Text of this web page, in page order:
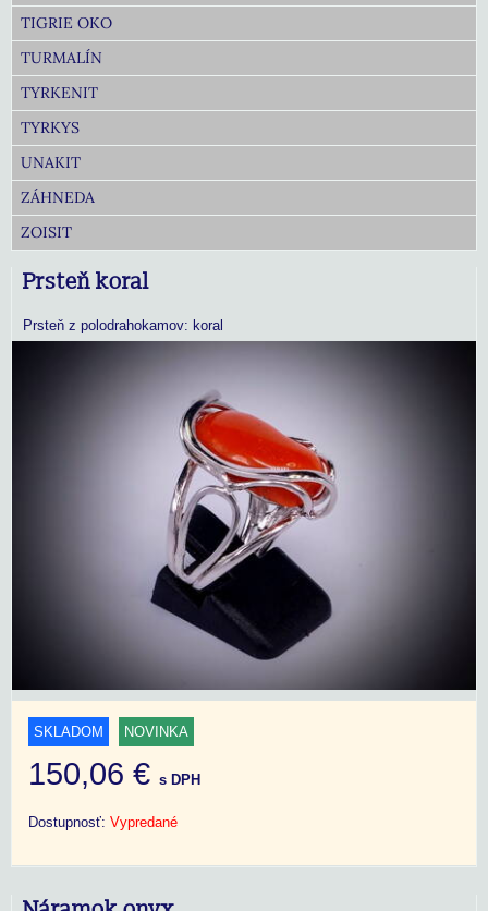
TIGRIE OKO
TURMALÍN
TYRKENIT
TYRKYS
UNAKIT
ZÁHNEDA
ZOISIT
Prsteň koral
Prsteň z polodrahokamov: koral
SKLADOM NOVINKA
150,06 € s DPH
Dostupnosť: Vypredané